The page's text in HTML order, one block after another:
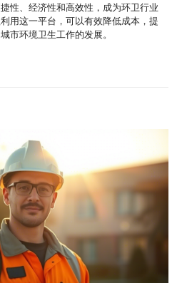
性、经济性和高效性，成为环卫行业
用这一平台，可以有效降低成本，提
市环境卫生工作的发展。